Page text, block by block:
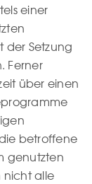
einer
der Setzung
Ferner
über einen
betroffene
genutzten
nicht alle